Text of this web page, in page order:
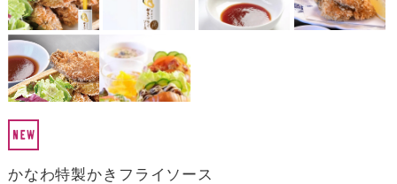
かなわ特製かきフライソース